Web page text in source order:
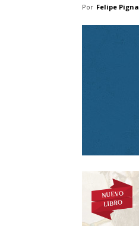
Por Felipe Pigna